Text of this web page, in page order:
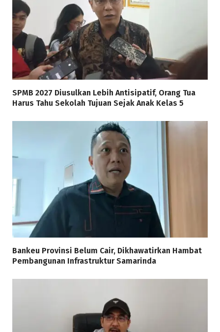
SPMB 2027 Diusulkan Lebih Antisipatif, Orang Tua
Harus Tahu Sekolah Tujuan Sejak Anak Kelas 5
Bankeu Provinsi Belum Cair, Dikhawatirkan Hambat
Pembangunan Infrastruktur Samarinda